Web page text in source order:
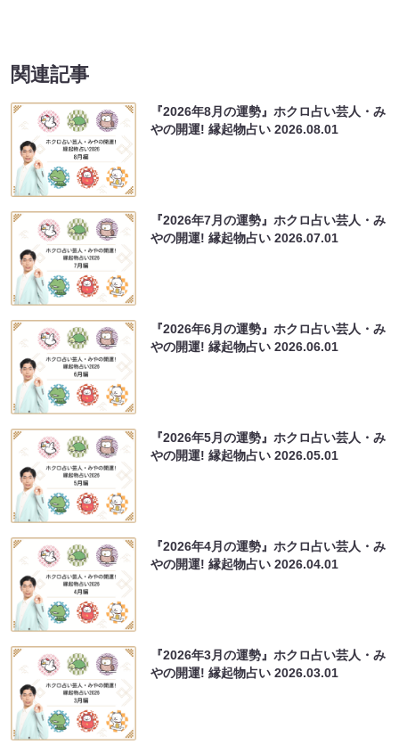
関連記事
『2026年8月の運勢』ホクロ占い芸人・み
やの開運! 縁起物占い2026.08.01
『2026年7月の運勢』ホクロ占い芸人・み
やの開運! 縁起物占い2026.07.01
『2026年6月の運勢』ホクロ占い芸人・み
やの開運! 縁起物占い2026.06.01
『2026年5月の運勢』ホクロ占い芸人・み
やの開運! 縁起物占い2026.05.01
『2026年4月の運勢』ホクロ占い芸人・み
やの開運! 縁起物占い2026.04.01
『2026年3月の運勢』ホクロ占い芸人・み
やの開運! 縁起物占い2026.03.01